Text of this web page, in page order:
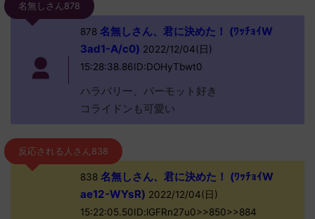
名無しさん878
878名無しさん、君に決めた！ (ﾜｯﾁｮｲW
3ad1-A/c0) 2022/12/04(日)
15:28:38.86ID:DOHyTbwt0
ハラバリー、パーモット好き
コライドンも可愛い
反応される人さん838
838名無しさん、君に決めた！ (ﾜｯﾁｮｲW
ae12-WYsR) 2022/12/04(日)
15:22:05.50ID:lGFRn27u0>>850>>884